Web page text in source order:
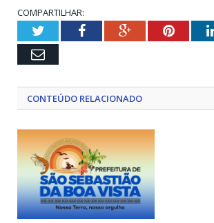
COMPARTILHAR:
TwitterFacebookGoogle+
Email
CONTEÚDO RELACIONADO